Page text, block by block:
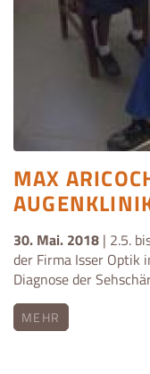
MAX
30. Mai. 2018 | 2.5.
der Firma Isser Optik
Diagnose der
MEHR